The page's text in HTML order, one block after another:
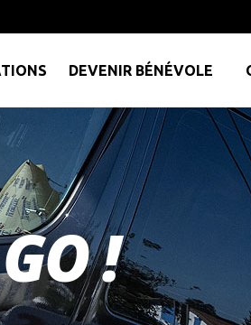
DEVENIR BÉNÉVOLE
!